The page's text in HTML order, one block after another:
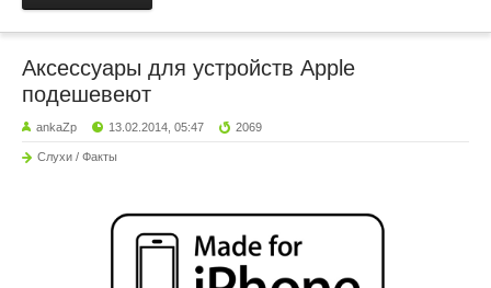
Аксессуары для устройств Apple
подешевеют
ankaZp 13.02.2014, 05:47 2069
Слухи / Факты